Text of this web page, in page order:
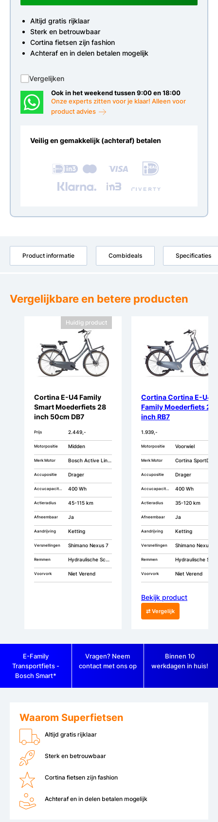
Altijd gratis rijklaar
Sterk en betrouwbaar
Cortina fietsen zijn fashion
Achteraf en in delen betalen mogelijk
Vergelijken
Ook in het weekend tussen 9:00 en 18:00
Onze experts zitten voor je klaar! Alleen voor
product advies
Veilig en gemakkelijk (achteraf) betalen
Product informatie Combideals Specificaties
Vergelijkbare en betere producten
Huidig product
Cortina E-U4 Family
Smart Moederfiets 28
inch 50cm DB7
Prijs 2.449,-
Motorpositie Midden
Merk Motor Bosch Active Line Smart
Accupositie Drager
400 Wh
Actieradius 45-115 km
Afneembaar Ja
Aandrijving Ketting
Versnellingen Shimano Nexus 7
Remmen Hydraulische Schijfremmen
Voorvork Niet Verend
Cortina Cortina E-U4
Family Moederfiets 28
inch RB7
1.939,-
Motorpositie Voorwiel
Merk Motor Cortina
Accupositie Drager
400 Wh
Actieradius 35-120 km
Afneembaar Ja
Aandrijving Ketting
Versnellingen Shimano Nexus 7
Remmen Hydraulische Schijfremmen
Voorvork Niet Verend
Bekijk product
⇄ Vergelijk
E-Family
Transportfiets -
Bosch Smart*
Vragen? Neem
contact met ons op
Binnen 10
werkdagen in huis!
Waarom Superfietsen
Altijd gratis rijklaar
Sterk en betrouwbaar
Cortina fietsen zijn fashion
Achteraf en in delen betalen mogelijk